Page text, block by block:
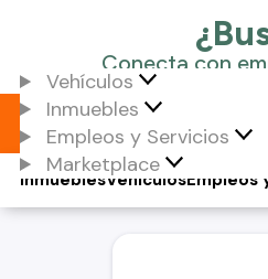
Vehículos
Inmuebles
Empleos y Servicios
Marketplace
Vehículos
Inmuebles Empleos